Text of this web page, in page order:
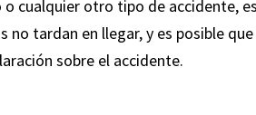
cualquier otro tipo de accidente,
tardan en llegar, y es posible que
sobre el accidente.